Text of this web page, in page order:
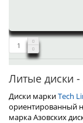
Литые диски -
Диски маркиTech
ориентированный
марка Азовских